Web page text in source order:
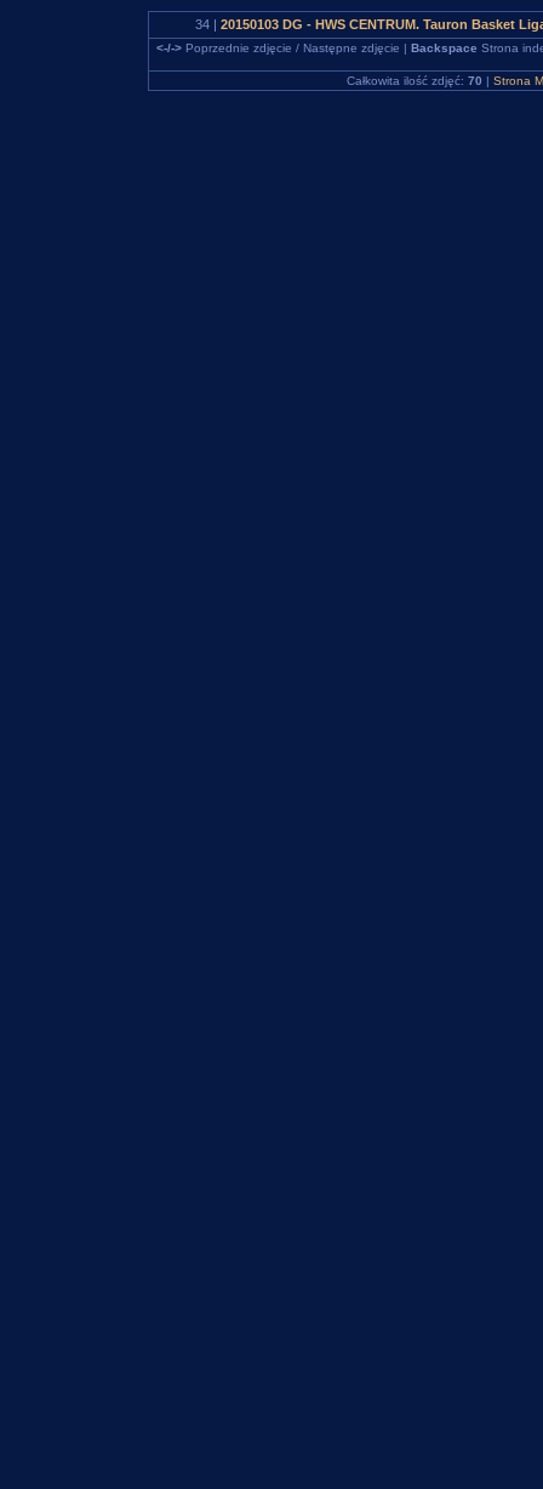
34 | 20150103 DG - HWS CENTRUM. Tauron Basket
<-/->Poprzednie zdjęcie / Następne zdjęcie | Backspace Strona
Całkowita ilość zdjęć: 70 | Strona